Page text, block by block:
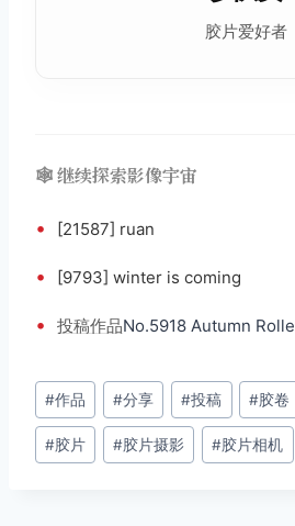
胶片爱好者
🕸️ 继续探索影像宇宙
• [21587] ruan
• [9793] winter is coming
• 投稿作品No.5918 Autumn Rolle
文
章
标
#作品 #分享 #投稿 #胶卷
#胶片 #胶片摄影 #胶片相机